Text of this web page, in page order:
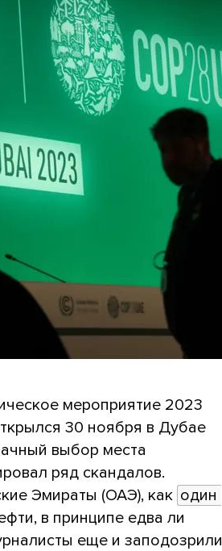
мероприятие 2023
30 ноября в Дубае
выбор места
ряд скандалов.
Эмираты (ОАЭ), как один
в принципе едва ли
еще и заподозрили